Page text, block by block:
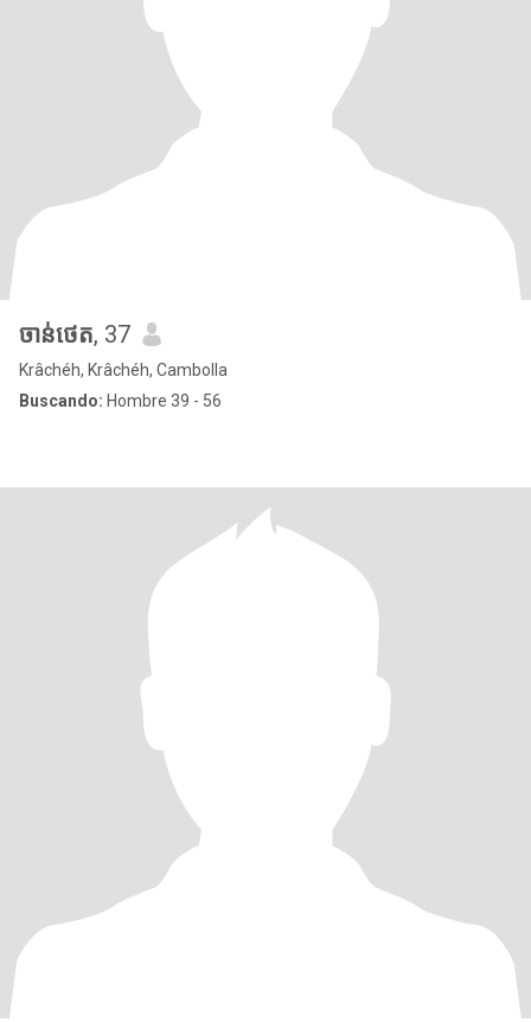
ចាន់ថេត, 37
Krâchéh, Krâchéh, Cambolla
Buscando: Hombre 39 - 56